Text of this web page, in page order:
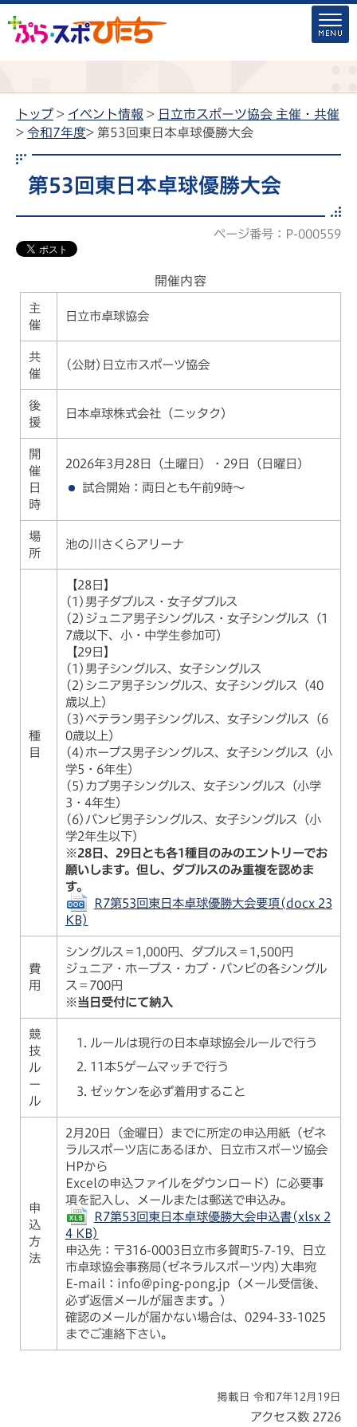
トップ > イベント情報 > 日立市スポーツ協会 主催・共催
> 令和7年度> 第53回東日本卓球優勝大会
第53回東日本卓球優勝大会
ページ番号：P-000559
開催内容
主
催
日立市卓球協会
共
催
(公財)日立市スポーツ協会
後
援
日本卓球株式会社（ニッタク）
開
催
日
時
2026年3月28日（土曜日）・29日（日曜日）
試合開始：両日とも午前9時～
場
所
池の川さくらアリーナ
種
目
【28日】
(1)男子ダブルス・女子ダブルス
(2)ジュニア男子シングルス・女子シングルス（1
7歳以下、小・中学生参加可）
【29日】
(1)男子シングルス、女子シングルス
(2)シニア男子シングルス、女子シングルス（40
歳以上）
(3)ベテラン男子シングルス、女子シングルス（6
0歳以上）
(4)ホープス男子シングルス、女子シングルス（小
学5・6年生）
(5)カブ男子シングルス、女子シングルス（小学
3・4年生）
(6)バンビ男子シングルス、女子シングルス（小
学2年生以下）
※28日、29日とも各1種目のみのエントリーでお
願いします。但し、ダブルスのみ重複を認めま
す。
R7第53回東日本卓球優勝大会要項(docx 23
KB)
費
用
シングルス＝1,000円、ダブルス＝1,500円
ジュニア・ホープス・カブ・バンビの各シングル
ス＝700円
※当日受付にて納入
競
技
ル
ー
ル
ルールは現行の日本卓球協会ルールで行う
11本5ゲームマッチで行う
ゼッケンを必ず着用すること
申
込
方
法
2月20日（金曜日）までに所定の申込用紙（ゼネ
ラルスポーツ店にあるほか、日立市スポーツ協会
HPから
Excelの申込ファイルをダウンロード）に必要事
項を記入し、メールまたは郵送で申込み。
R7第53回東日本卓球優勝大会申込書(xlsx 2
4 KB)
申込先：〒316-0003日立市多賀町5-7-19、日立
市卓球協会事務局(ゼネラルスポーツ内)大串宛
E-mail：info@ping-pong.jp（メール受信後、
必ず返信メールが届きます。）
確認のメールが届かない場合は、0294-33-1025
までご連絡下さい。
掲載日 令和7年12月19日
アクセス数 2726